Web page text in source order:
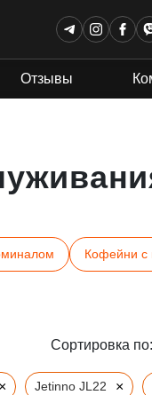
Отзывы
Кофейни с
Сортировка по:
× Jetinno JL22 ×